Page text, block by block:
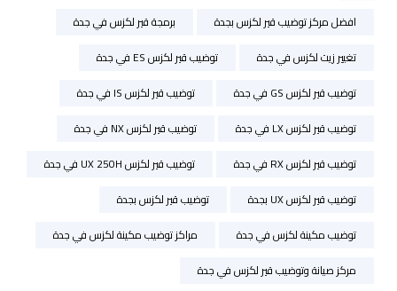
افضل مركز توضيب قير لكزس بجدة
برمجة قير لكزس في جدة
تغيير زيت لكزس في جدة
توضيب قير لكزس ES في جدة
توضيب قير لكزس GS في جدة
توضيب قير لكزس IS في جدة
توضيب قير لكزس LX في جدة
توضيب قير لكزس NX في جدة
توضيب قير لكزس RX في جدة
توضيب قير لكزس UX 250H في جدة
توضيب قير لكزس UX بجدة
توضيب قير لكزس بجدة
توضيب مكينة لكزس في جدة
مراكز توضيب مكينة لكزس في جدة
مركز صيانة وتوضيب قير لكزس في جدة